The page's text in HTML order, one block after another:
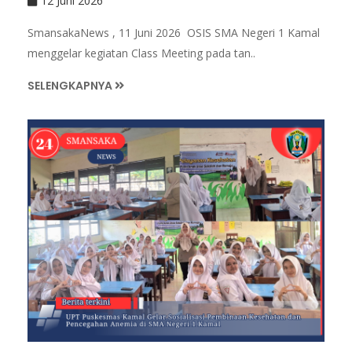
SmansakaNews , 11 Juni 2026 OSIS SMA Negeri 1 Kamal
menggelar kegiatan Class Meeting pada tan..
SELENGKAPNYA